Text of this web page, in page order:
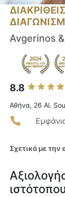
Avgerinos
8.8
Αθήνα, 26 Al.
Σχετικά με την